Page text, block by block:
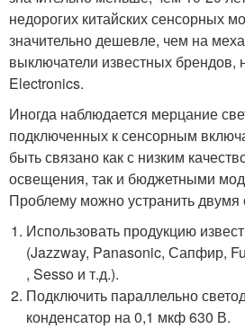
недорогих китайских сенсорных
значительно дешевле, чем на
выключатели известных брендов,
Electronics.
Иногда наблюдается мерцание
подключенных к сенсорным
быть связано как с низким
освещения, так и бюджетными
Проблему можно устранить двумя
Использовать продукцию
(Jazzway, Panasonic, Сапфир,
, Sesso и т.д.).
Подключить параллельно
конденсатор на 0,1 мкф 630 В.